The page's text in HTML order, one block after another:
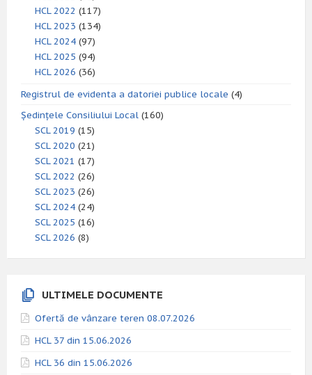
HCL 2022 (117)
HCL 2023 (134)
HCL 2024 (97)
HCL 2025 (94)
HCL 2026 (36)
Registrul de evidenta a datoriei publice locale (4)
Ședințele Consiliului Local (160)
SCL 2019 (15)
SCL 2020 (21)
SCL 2021 (17)
SCL 2022 (26)
SCL 2023 (26)
SCL 2024 (24)
SCL 2025 (16)
SCL 2026 (8)
ULTIMELE DOCUMENTE
Ofertă de vânzare teren 08.07.2026
HCL 37 din 15.06.2026
HCL 36 din 15.06.2026